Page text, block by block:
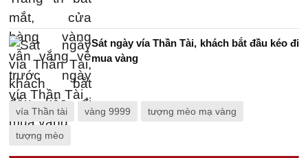
Sát ngày vía Thần Tài, khách bắt đầu kéo đi
mua vàng
vía Thần tài vàng 9999 tượng mèo mạ vàng
tượng mèo